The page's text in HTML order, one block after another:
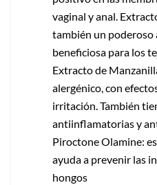
vaginal y anal.
también un
beneficiosa para los
Extracto de
alergénico, con
irritación. También
antiinflamatorias y
Piroctone Olamine:
ayuda a prevenir las
hongos